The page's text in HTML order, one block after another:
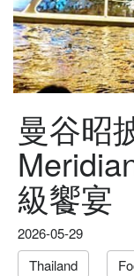
曼谷昭
級饗宴
2026-05-29
Thailand